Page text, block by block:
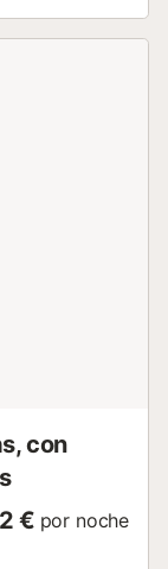
con
€ por noche